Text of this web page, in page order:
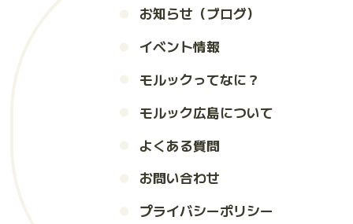
お知らせ（ブログ）
イベント情報
モルックってなに？
モルック広島について
よくある質問
お問い合わせ
プライバシーポリシー